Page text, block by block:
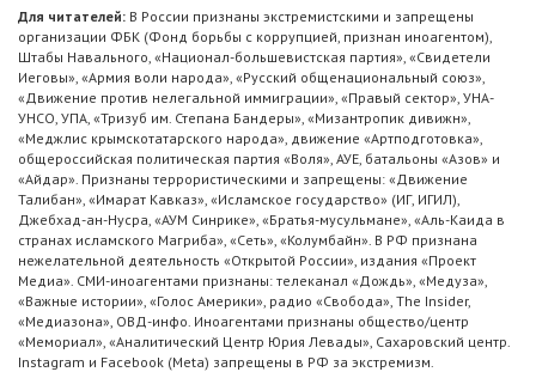
Для читателей: В России признаны экстремистскими и запрещены
организации ФБК (Фонд борьбы с коррупцией, признан иноагентом),
Штабы Навального, «Национал-большевистская партия», «Свидетели
Иеговы», «Армия воли народа», «Русский общенациональный союз»,
«Движение против нелегальной иммиграции», «Правый сектор», УНА-
УНСО, УПА, «Тризуб им. Степана Бандеры», «Мизантропик дивижн»,
«Меджлис крымскотатарского народа», движение «Артподготовка»,
общероссийская политическая партия «Воля», АУЕ, батальоны «Азов» и
«Айдар». Признаны террористическими и запрещены: «Движение
Талибан», «Имарат Кавказ», «Исламское государство» (ИГ, ИГИЛ),
Джебхад-ан-Нусра, «АУМ Синрике», «Братья-мусульмане», «Аль-Каида в
странах исламского Магриба», «Сеть», «Колумбайн». В РФ признана
нежелательной деятельность «Открытой России», издания «Проект
Медиа». СМИ-иноагентами признаны: телеканал «Дождь», «Медуза»,
«Важные истории», «Голос Америки», радио «Свобода», The Insider,
«Медиазона», ОВД-инфо. Иноагентами признаны общество/центр
«Мемориал», «Аналитический Центр Юрия Левады», Сахаровский центр.
Instagram и Facebook (Metа) запрещены в РФ за экстремизм.